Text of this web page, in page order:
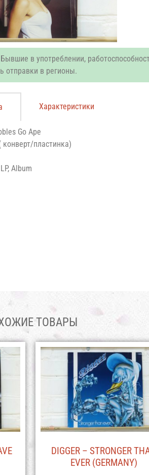
в употреблении,
отправки в регионы.
Характеристики
Go Ape
конверт/пластинка)
Album
ТОВАРЫ
DIGGER – STRONGER
EVER (GERMANY)